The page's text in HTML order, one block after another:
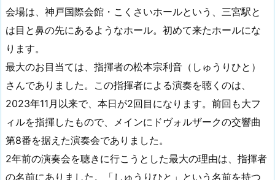
会場は、神戸国際会館・こくさいホールという、三宮駅と
は目と鼻の先にあるようなホール。初めて来たホールにな
ります。
最大のお目当ては、指揮者の松本宗利音（しゅうりひと）
さんでありました。この指揮者による演奏を聴くのは、
2023年11月以来で、本日が2回目になります。前回も大フ
ィルを指揮したもので、メインにドヴォルザークの交響曲
第8番を据えた演奏会でありました。
2年前の演奏会を聴きに行こうとした最大の理由は、指揮者
の名前にありました。「しゅうりひと」という名前を持つ